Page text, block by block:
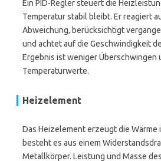
Ein PID-Regler steuert die
Temperatur stabil bleibt. Er reagiert
Abweichung, berücksichtigt
und achtet auf die Geschwindigkeit
Ergebnis ist weniger Überschwingen
Temperaturwerte.
Heizelement
Das Heizelement erzeugt die Wärme
besteht es aus einem
Metallkörper. Leistung und Masse